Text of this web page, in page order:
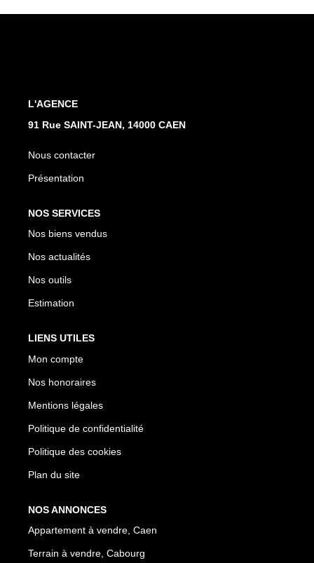
CONTACT
L'AGENCE
91 Rue SAINT-JEAN, 14000 CAEN
Nous contacter
Présentation
NOS SERVICES
Nos biens vendus
Nos actualités
Nos outils
Estimation
LIENS UTILES
Mon compte
Nos honoraires
Mentions légales
Politique de confidentialité
Politique des cookies
Plan du site
NOS ANNONCES
Appartement à vendre, Caen
Terrain à vendre, Cabourg